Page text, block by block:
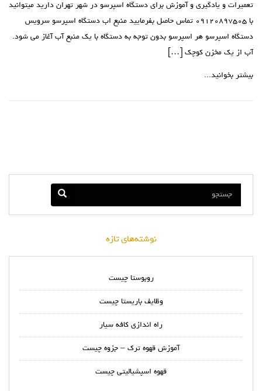
تعمیرات و یادگیری و آموزش برای دستگاه اسپرسو در شهر تهران دارید میتوانید
با ۰۹۱۲۰۸۹۷۵۰۵ تماس حاصل بفرمایید منبع اب دستگاه اسپرسو سرویس
دستگاه اسپرسو هر اسپرسو بدون توجه به دستگاه با یک منبع آب آغاز می شود.
آب از یک مخزن کوچک […]
بیشتر بخوانید...
نوشته‌های تازه
روبوستا چیست
وظایف باریستا چیست
راه اندازی کافه سیار
آموزش قهوه ترک – جزوه چیست
قهوه اسپشیالیتی چیست